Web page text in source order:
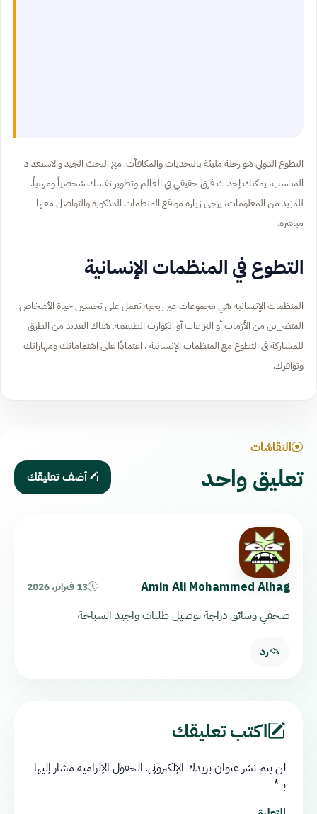
التطوع الدولي هو رحلة مليئة بالتحديات والمكافآت. مع البحث الجيد والاستعداد
المناسب، يمكنك إحداث فرق حقيقي في العالم وتطوير نفسك شخصياً ومهنياً.
للمزيد من المعلومات، يرجى زيارة مواقع المنظمات المذكورة والتواصل معها
مباشرة.
التطوع في المنظمات الإنسانية
المنظمات الإنسانية هي مجموعات غير ربحية تعمل على تحسين حياة الأشخاص
المتضررين من الأزمات أو النزاعات أو الكوارث الطبيعية. هناك العديد من الطرق
للمشاركة في التطوع مع المنظمات الإنسانية ، اعتمادًا على اهتماماتك ومهاراتك
وتوافرك.
النقاشات
تعليق واحد أضف تعليقك
Amin Ali Mohammed Alhag 13 فبراير، 2026
صحفي وسائق دراجة توصيل طلبات واجيد السباحة
رد
اكتب تعليقك
لن يتم نشر عنوان بريدك الإلكتروني. الحقول الإلزامية مشار إليها
بـ*